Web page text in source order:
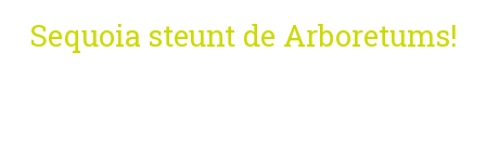
Sequoia steunt de Arboretums!